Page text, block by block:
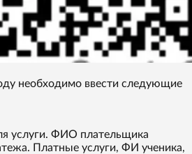
необходимо ввести следующие
услуги. ФИО плательщика
Платные услуги, ФИ ученика,